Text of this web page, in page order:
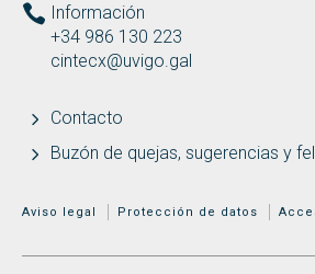
Información
+34 986 130 223
cintecx@uvigo.gal
Contacto
Buzón de quejas, sugerencias y
MENÚ ADICIONAL
Aviso legal Protección de datos